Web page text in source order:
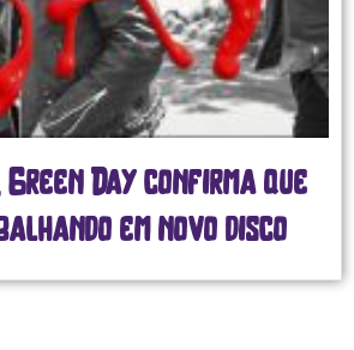
Day confirma que
em novo disco